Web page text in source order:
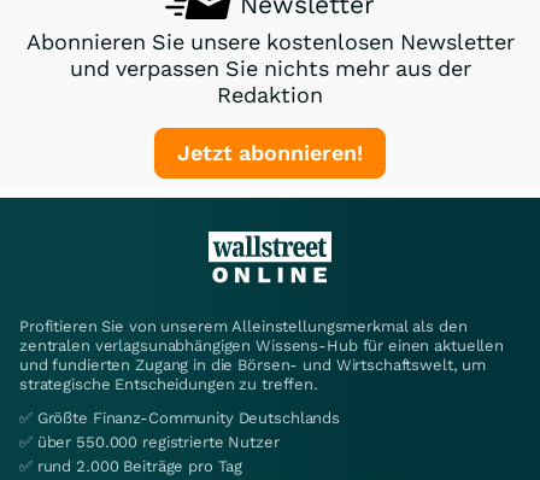
Abonnieren Sie unsere kostenlosen Newsletter
und verpassen Sie nichts mehr aus der
Redaktion
Jetzt abonnieren!
Profitieren Sie von unserem Alleinstellungsmerkmal als den
zentralen verlagsunabhängigen Wissens-Hub für einen aktuellen
und fundierten Zugang in die Börsen- und Wirtschaftswelt, um
strategische Entscheidungen zu treffen.
✅ Größte Finanz-Community Deutschlands
✅ über 550.000 registrierte Nutzer
✅ rund 2.000 Beiträge pro Tag